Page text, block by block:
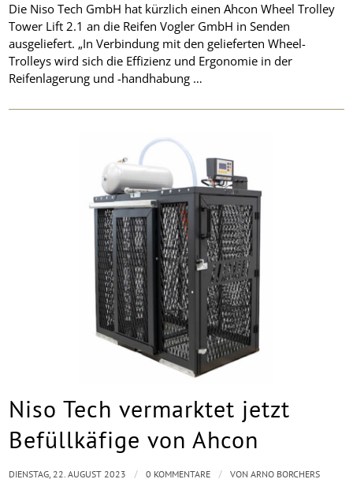
Die Niso Tech GmbH hat kürzlich einen Ahcon Wheel Trolley
Tower Lift 2.1 an die Reifen Vogler GmbH in Senden
ausgeliefert. „In Verbindung mit den gelieferten Wheel-
Trolleys wird sich die Effizienz und Ergonomie in der
Reifenlagerung und -handhabung …
Niso Tech vermarktet jetzt
Befüllkäfige von Ahcon
DIENSTAG, 22. AUGUST 2023 / 0 KOMMENTARE / VONARNO BORCHERS